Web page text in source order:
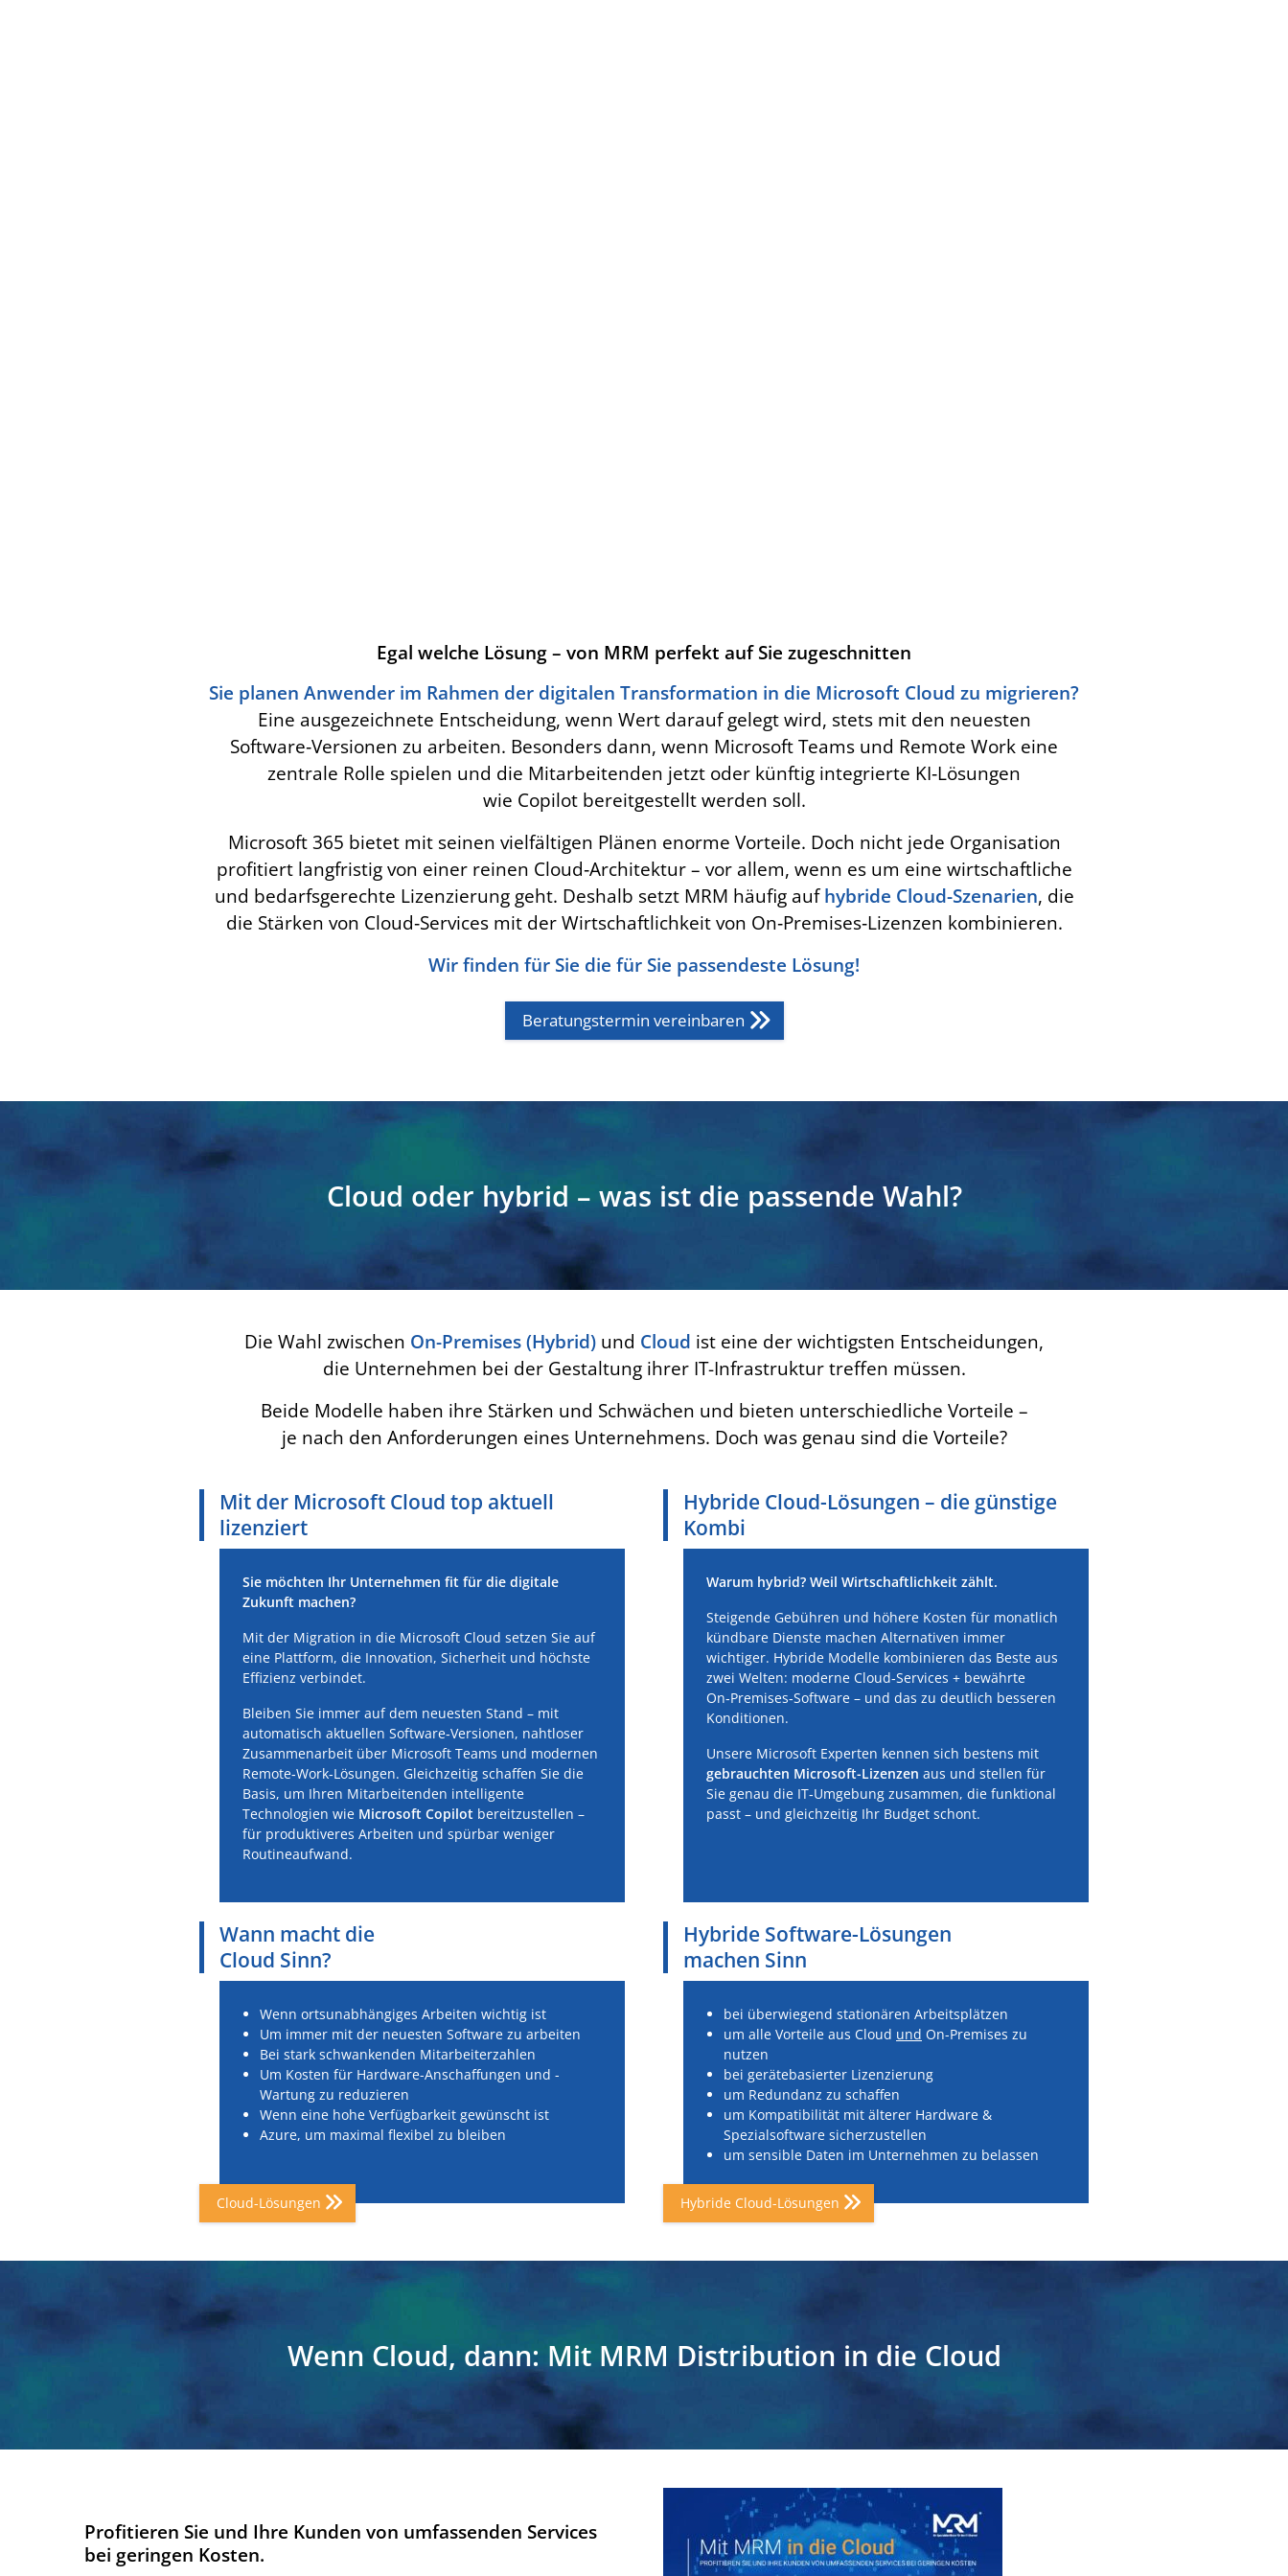
Egal welche Lösung – von MRM perfekt auf Sie zugeschnitten
Sie planen Anwender im Rahmen der digitalen Transformation in die Microsoft Cloud zu migrieren?
Eine ausgezeichnete Entscheidung, wenn Wert darauf gelegt wird, stets mit den neuesten
Software‑Versionen zu arbeiten. Besonders dann, wenn Microsoft Teams und Remote Work eine
zentrale Rolle spielen und die Mitarbeitenden jetzt oder künftig integrierte KI‑Lösungen
wie Copilot bereitgestellt werden soll.
Microsoft 365 bietet mit seinen vielfältigen Plänen enorme Vorteile. Doch nicht jede Organisation
profitiert langfristig von einer reinen Cloud‑Architektur – vor allem, wenn es um eine wirtschaftliche
und bedarfsgerechte Lizenzierung geht. Deshalb setzt MRM häufig aufhybride Cloud-Szenarien, die
die Stärken von Cloud‑Services mit der Wirtschaftlichkeit von On‑Premises‑Lizenzen kombinieren.
Wir finden für Sie die für Sie passendeste Lösung!
Beratungstermin vereinbaren
Cloud oder hybrid – was ist die passende Wahl?
Die Wahl zwischen On-Premises (Hybrid) und Cloud ist eine der wichtigsten Entscheidungen,
die Unternehmen bei der Gestaltung ihrer IT-Infrastruktur treffen müssen.
Beide Modelle haben ihre Stärken und Schwächen und bieten unterschiedliche Vorteile –
je nach den Anforderungen eines Unternehmens. Doch was genau sind die Vorteile?
Mit der Microsoft Cloud top aktuell
lizenziert
Sie möchten Ihr Unternehmen fit für die digitale
Zukunft machen?
Mit der Migration in die Microsoft Cloud setzen Sie auf
eine Plattform, die Innovation, Sicherheit und höchste
Effizienz verbindet.
Bleiben Sie immer auf dem neuesten Stand – mit
automatisch aktuellen Software‑Versionen, nahtloser
Zusammenarbeit über Microsoft Teams und modernen
Remote‑Work‑Lösungen. Gleichzeitig schaffen Sie die
Basis, um Ihren Mitarbeitenden intelligente
Technologien wie Microsoft Copilot bereitzustellen –
für produktiveres Arbeiten und spürbar weniger
Routineaufwand.
Hybride Cloud-Lösungen – die günstige
Kombi
Warum hybrid? Weil Wirtschaftlichkeit zählt.
Steigende Gebühren und höhere Kosten für monatlich
kündbare Dienste machen Alternativen immer
wichtiger. Hybride Modelle kombinieren das Beste aus
zwei Welten: moderne Cloud‑Services + bewährte
On‑Premises‑Software – und das zu deutlich besseren
Konditionen.
Unsere Microsoft Experten kennen sich bestens mit
gebrauchten Microsoft-Lizenzen aus und stellen für
Sie genau die IT‑Umgebung zusammen, die funktional
passt – und gleichzeitig Ihr Budget schont.
Wann macht die
Cloud Sinn?
Wenn ortsunabhängiges Arbeiten wichtig ist
Um immer mit der neuesten Software zu arbeiten
Bei stark schwankenden Mitarbeiterzahlen
Um Kosten für Hardware-Anschaffungen und -
Wartung zu reduzieren
Wenn eine hohe Verfügbarkeit gewünscht ist
Azure, um maximal flexibel zu bleiben
Cloud-Lösungen
Hybride Software-Lösungen
machen Sinn
bei überwiegend stationären Arbeitsplätzen
um alle Vorteile aus Cloud und On-Premises zu
nutzen
bei gerätebasierter Lizenzierung
um Redundanz zu schaffen
um Kompatibilität mit älterer Hardware &
Spezialsoftware sicherzustellen
um sensible Daten im Unternehmen zu belassen
Hybride Cloud-Lösungen
Wenn Cloud, dann: Mit MRM Distribution in die Cloud
Profitieren Sie und Ihre Kunden von umfassenden Services
bei geringen Kosten.